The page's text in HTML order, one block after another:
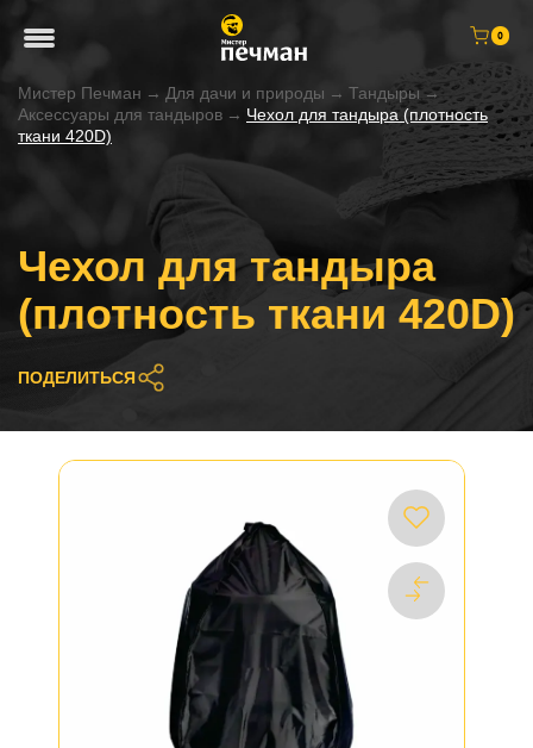
0
Мистер Печман → Для дачи и природы → Тандыры →
Аксессуары для тандыров → Чехол для тандыра (плотность
ткани 420D)
Чехол для тандыра
(плотность ткани 420D)
ПОДЕЛИТЬСЯ